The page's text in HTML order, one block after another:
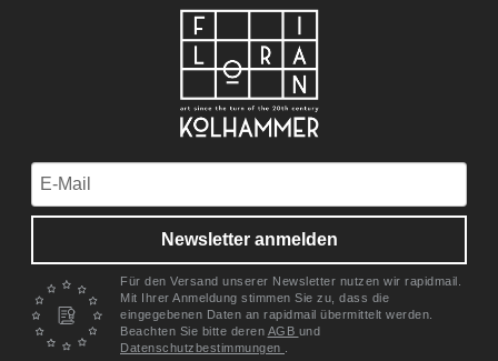
Newsletter anmelden
Für den Versand unserer Newsletter nutzen wir rapidmail.
Mit Ihrer Anmeldung stimmen Sie zu, dass die
eingegebenen Daten an rapidmail übermittelt werden.
Beachten Sie bitte deren AGB und
Datenschutzbestimmungen